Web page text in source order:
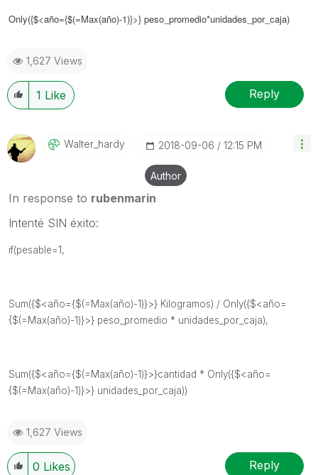
Only({$<año={$(=Max(año)-1)}>} peso_promedio*unidades_por_caja)
1,627 Views
1 Like Reply
Walter_hardy ‎2018-09-06 12:15 PM
Author
In response to rubenmarin
Intenté SIN éxito:
if(pesable=1,
Sum({$<año={$(=Max(año)-1)}>} Kilogramos) / Only({$<año=
{$(=Max(año)-1)}>} peso_promedio * unidades_por_caja),
Sum({$<año={$(=Max(año)-1)}>}cantidad * Only({$<año=
{$(=Max(año)-1)}>} unidades_por_caja))
1,627 Views
0 Likes Reply